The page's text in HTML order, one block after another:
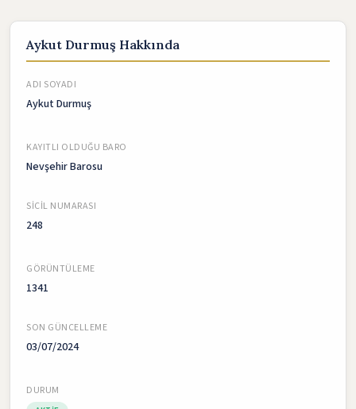
Aykut Durmuş Hakkında
ADI SOYADI
Aykut Durmuş
KAYITLI OLDUĞU BARO
Nevşehir Barosu
SICIL NUMARASI
248
GÖRÜNTÜLEME
1341
SON GÜNCELLEME
03/07/2024
DURUM